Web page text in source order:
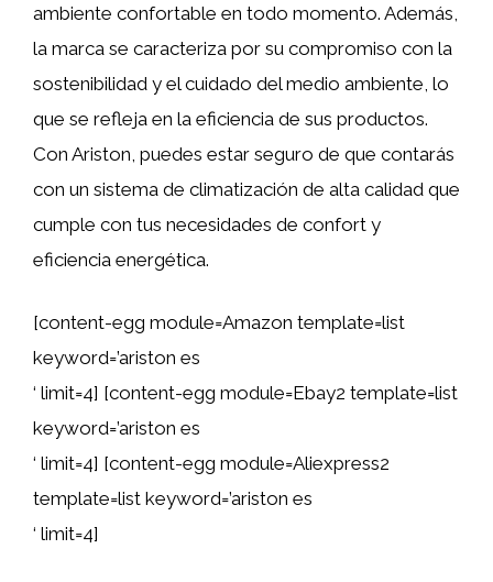
ambiente confortable en todo momento. Además,
la marca se caracteriza por su compromiso con la
sostenibilidad y el cuidado del medio ambiente, lo
que se refleja en la eficiencia de sus productos.
Con Ariston, puedes estar seguro de que contarás
con un sistema de climatización de alta calidad que
cumple con tus necesidades de confort y
eficiencia energética.
[content-egg module=Amazon template=list
keyword=’ariston es
‘ limit=4] [content-egg module=Ebay2 template=list
keyword=’ariston es
‘ limit=4] [content-egg module=Aliexpress2
template=list keyword=’ariston es
‘ limit=4]